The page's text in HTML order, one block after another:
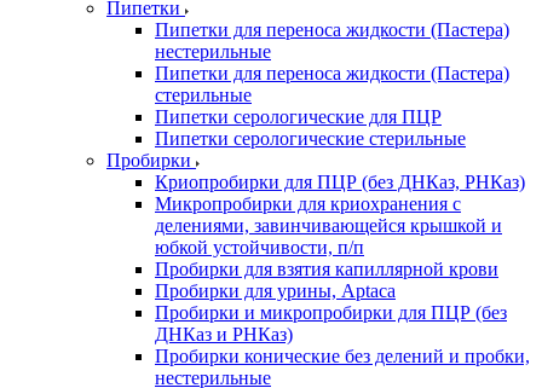
Пипетки
Пипетки для переноса жидкости (Пастера)
нестерильные
Пипетки для переноса жидкости (Пастера)
стерильные
Пипетки серологические для ПЦР
Пипетки серологические стерильные
Пробирки
Криопробирки для ПЦР (без ДНКаз, РНКаз)
Микропробирки для криохранения с
делениями, завинчивающейся крышкой и
юбкой устойчивости, п/п
Пробирки для взятия капиллярной крови
Пробирки для урины, Aptaca
Пробирки и микропробирки для ПЦР (без
ДНКаз и РНКаз)
Пробирки конические без делений и пробки,
нестерильные